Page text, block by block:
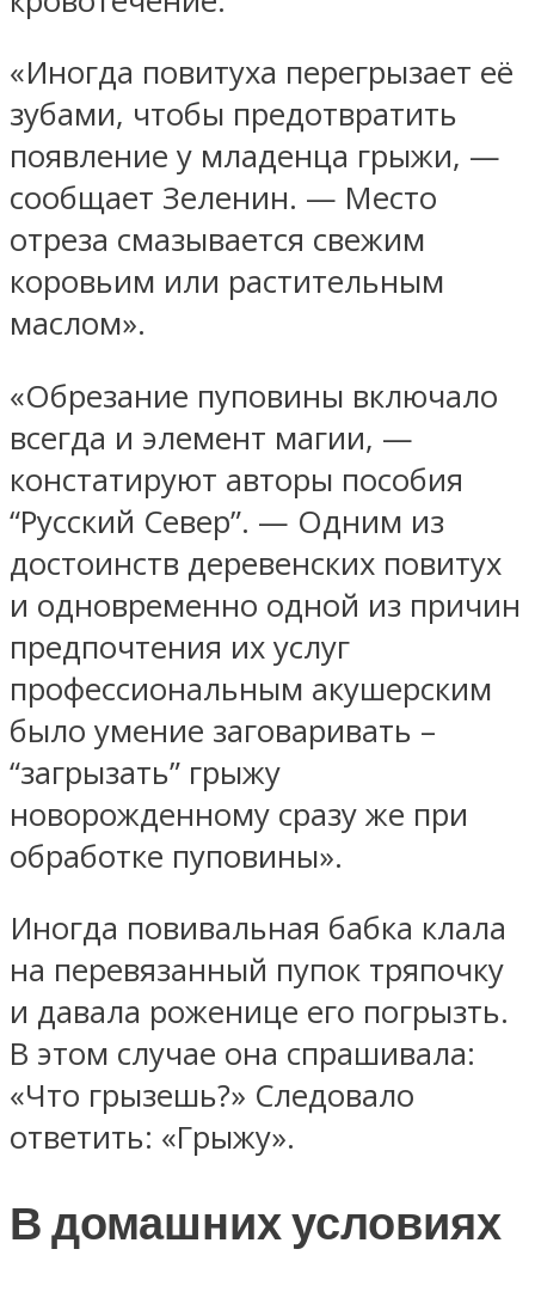
«Иногда повитуха перегрызает её
зубами, чтобы предотвратить
появление у младенца грыжи, —
сообщает Зеленин. — Место
отреза смазывается свежим
коровьим или растительным
маслом».
«Обрезание пуповины включало
всегда и элемент магии, —
констатируют авторы пособия
“Русский Север”. — Одним из
достоинств деревенских повитух
и одновременно одной из причин
предпочтения их услуг
профессиональным акушерским
было умение заговаривать –
“загрызать” грыжу
новорожденному сразу же при
обработке пуповины».
Иногда повивальная бабка клала
на перевязанный пупок тряпочку
и давала роженице его погрызть.
В этом случае она спрашивала:
«Что грызешь?» Следовало
ответить: «Грыжу».
В домашних условиях